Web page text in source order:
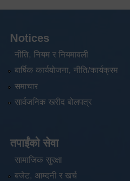
Notices
नीति, नियम र नियमावली
बार्षिक कार्ययोजना, नीति/कार्यक्रम
समाचार
सार्वजनिक खरीद बोलपत्र
तपाईंको सेवा
सामाजिक सुरक्षा
बजेट, आम्दनी र खर्च